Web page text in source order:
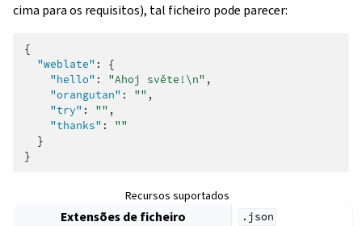
cima para os requisitos), tal ficheiro pode parecer:
{
"weblate" :
{
"hello" : "Ahoj světe!\n" ,
"orangutan" : "" ,
"try" : "" ,
"thanks" :
""
}
}
Recursos suportados
Extensões de ficheiro .json